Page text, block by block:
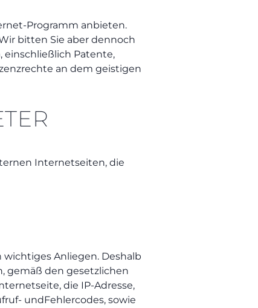
Programm anbieten.
bitten Sie aber dennoch
einschließlich Patente,
an dem geistigen
Internetseiten, die
wichtiges Anliegen. Deshalb
gemäß den gesetzlichen
die IP-Adresse,
undFehlercodes, sowie